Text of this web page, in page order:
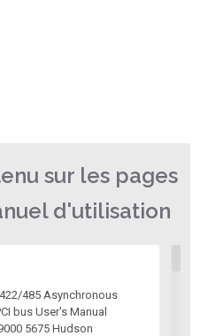
sur les pages
d'utilisation
485 Asynchronous
bus User's Manual
5675 Hudson